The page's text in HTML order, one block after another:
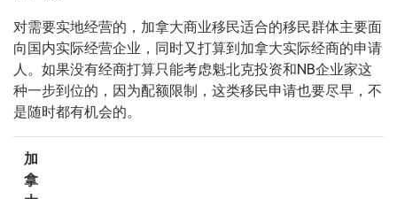
对需要实地经营的，加拿大商业移民适合的移民群体主要面
向国内实际经营企业，同时又打算到加拿大实际经商的申请
人。如果没有经商打算只能考虑魁北克投资和NB企业家这
种一步到位的，因为配额限制，这类移民申请也要尽早，不
是随时都有机会的。
加
拿